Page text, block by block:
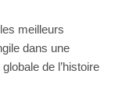
meilleurs
dans une
de l’histoire